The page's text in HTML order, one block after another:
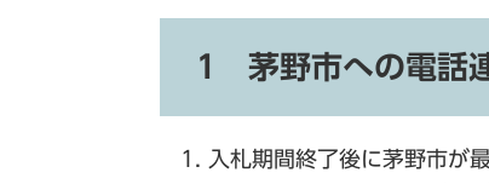
1 茅野市への電話
入札期間終了後に茅野市が